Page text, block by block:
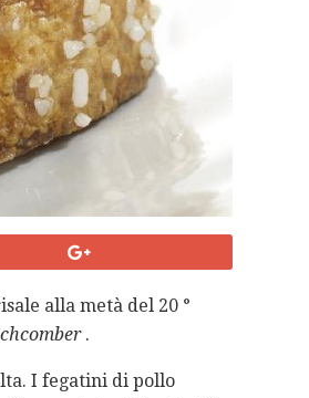
alla metà del 20 °
.
I fegatini di pollo